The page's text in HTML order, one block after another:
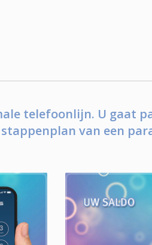
telefoonlijn. U gaat
van een